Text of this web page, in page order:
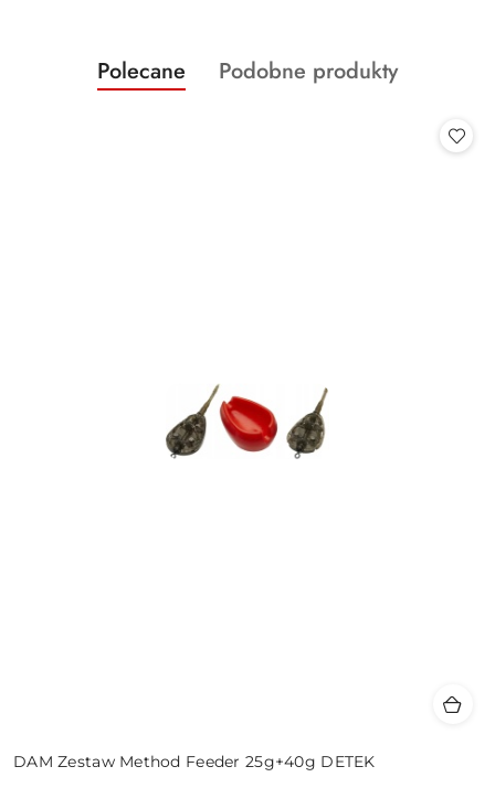
Pomiń karuzelę produktów
Produkty
o
Polecane
Produkty
Podobne produkty
DAM Zestaw Method Feeder 25g+40g DETEK